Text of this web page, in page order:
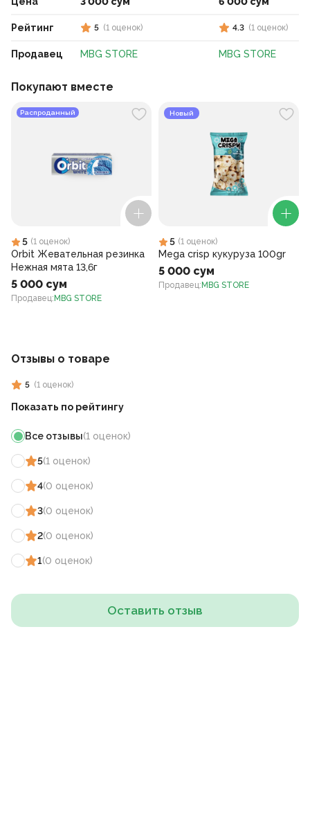
Рейтинг
Продавец
5 (1 оценок)
MBG STORE
4.3 (1 оценок)
MBG STORE
Покупают вместе
Распроданный
5 (1 оценок)
Orbit Жевательная резинка
Нежная мята 13,6г
5 000 сум
Продавец: MBG STORE
Новый
5 (1 оценок)
Mega crisp кукуруза 100gr
5 000 сум
Продавец: MBG STORE
Отзывы о товаре
5 (1 оценок)
Показать по рейтингу
Все отзывы(1 оценок)
5(1 оценок)
4(0 оценок)
3(0 оценок)
2(0 оценок)
1(0 оценок)
Оставить отзыв